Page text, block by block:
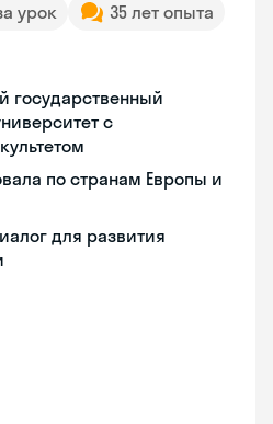
урок
35 лет опыта
государственный
с
по странам Европы и
для развития